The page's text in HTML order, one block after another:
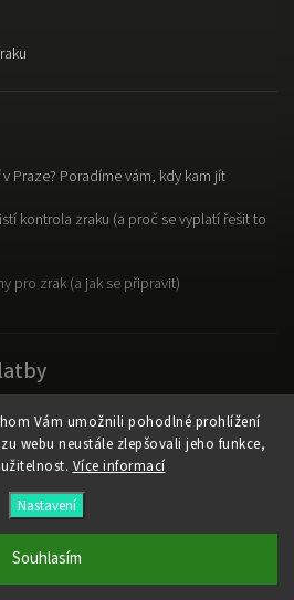
Vám umožnili pohodlné prohlížení
webu neustále zlepšovali jeho funkce,
Více informací
Nastavení
Souhlasím
Praze? Poradíme vám, kdy kam jít
kontrola zraku (a proč se vyplatí řešit to
pro zrak (a jak se připravit)
. Všechna práva vyhrazena.